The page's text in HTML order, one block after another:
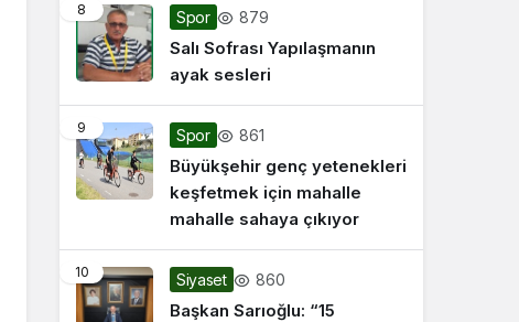
8 Spor 879
Salı Sofrası Yapılaşmanın
ayak sesleri
9 Spor 861
Büyükşehir genç yetenekleri
keşfetmek için mahalle
mahalle sahaya çıkıyor
10 Siyaset 860
Başkan Sarıoğlu: “15